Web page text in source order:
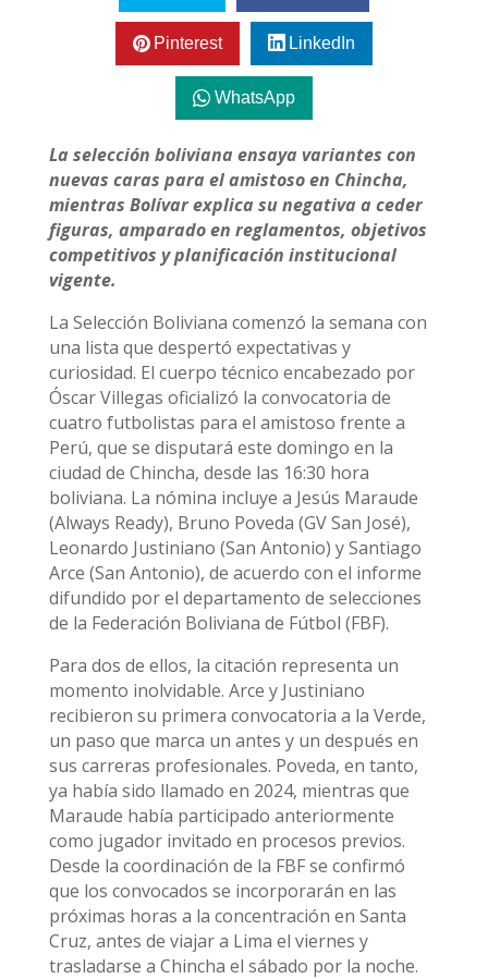
Pinterest LinkedIn
WhatsApp
La selección boliviana ensaya variantes con
nuevas caras para el amistoso en Chincha,
mientras Bolívar explica su negativa a ceder
figuras, amparado en reglamentos, objetivos
competitivos y planificación institucional
vigente.
La Selección Boliviana comenzó la semana con
una lista que despertó expectativas y
curiosidad. El cuerpo técnico encabezado por
Óscar Villegas oficializó la convocatoria de
cuatro futbolistas para el amistoso frente a
Perú, que se disputará este domingo en la
ciudad de Chincha, desde las 16:30 hora
boliviana. La nómina incluye a Jesús Maraude
(Always Ready), Bruno Poveda (GV San José),
Leonardo Justiniano (San Antonio) y Santiago
Arce (San Antonio), de acuerdo con el informe
difundido por el departamento de selecciones
de la Federación Boliviana de Fútbol (FBF).
Para dos de ellos, la citación representa un
momento inolvidable. Arce y Justiniano
recibieron su primera convocatoria a la Verde,
un paso que marca un antes y un después en
sus carreras profesionales. Poveda, en tanto,
ya había sido llamado en 2024, mientras que
Maraude había participado anteriormente
como jugador invitado en procesos previos.
Desde la coordinación de la FBF se confirmó
que los convocados se incorporarán en las
próximas horas a la concentración en Santa
Cruz, antes de viajar a Lima el viernes y
trasladarse a Chincha el sábado por la noche.